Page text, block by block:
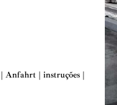
Anfahrt | instruções |